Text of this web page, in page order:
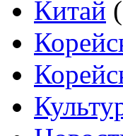
Китай